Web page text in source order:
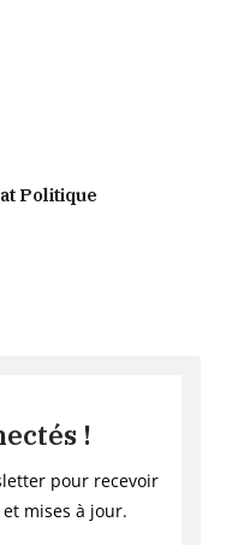
Politique
!
pour recevoir
mises à jour.